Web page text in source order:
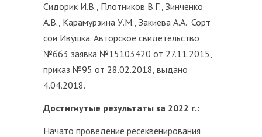
Сидорик И.В., Плотников В.Г., Зинченко
А.В., Карамурзина У.М., Закиева А.А. Сорт
сои Ивушка. Авторское свидетельство
№663 заявка №15103420 от 27.11.2015,
приказ №95 от 28.02.2018, выдано
4.04.2018.
Достигнутые результаты за 2022 г.:
Начато проведение ресеквенирования